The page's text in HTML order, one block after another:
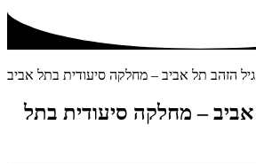
הזהב תל אביב – מחלקה סיעודית בתל אביב
אביב – מחלקה סיעודית בתל